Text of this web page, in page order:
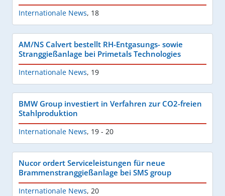
Internationale News, 18
AM/NS Calvert bestellt RH-Entgasungs- sowie
Stranggießanlage bei Primetals Technologies
Internationale News, 19
BMW Group investiert in Verfahren zur CO2-freien
Stahlproduktion
Internationale News, 19 - 20
Nucor ordert Serviceleistungen für neue
Brammenstranggießanlage bei SMS group
Internationale News, 20